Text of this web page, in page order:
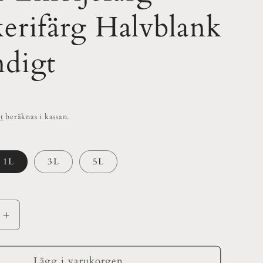
Halvblank
beräknas i kassan.
1L 3L 5L
Öka
kvantitet
för